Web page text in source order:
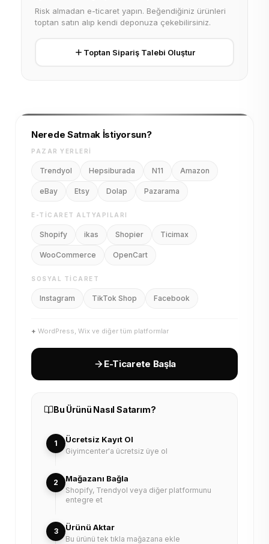
Risk almadan e-ticaret yapın. Beğendiğiniz ürünleri
toptan satın alıp kendi deponuza çekebilirsiniz.
Toptan Sipariş Talebi Oluştur
Nerede Satmak İstiyorsun?
PAZAR YERLERI
Trendyol Hepsiburada N11 Amazon
eBay Etsy Dolap Pazarama
E-TICARET ALTYAPILARI
Shopify ikas Shopier Ticimax
WooCommerce OpenCart
SOSYAL TICARET
Instagram TikTok Shop Facebook
+ WordPress, Wix ve diğer tüm platformlar
E-Ticarete Başla
Bu Ürünü Nasıl Satarım?
1 Ücretsiz Kayıt Ol
Giyimcenter'a ücretsiz üye ol
2 Mağazanı Bağla
Shopify, Trendyol veya diğer platformunu
entegre et
3 Ürünü Aktar
Bu ürünü tek tıkla mağazana ekle